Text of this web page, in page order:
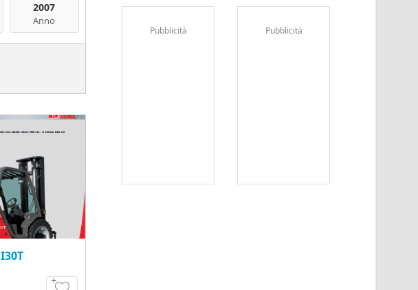
2007
Anno
Pubblicità Pubblicità